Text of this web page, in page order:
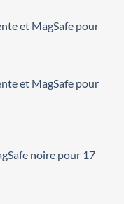
et MagSafe pour
et MagSafe pour
noire pour 17